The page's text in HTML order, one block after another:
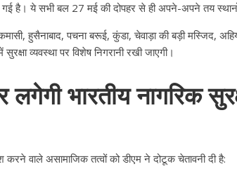
है। ये सभी बल 27 मई की दोपहर से ही अपने-अपने तय
हुसैनाबाद, पचना बरूई, कुंडा, चेवाड़ा की बड़ी मस्जिद,
व्यवस्था पर विशेष निगरानी रखी जाएगी।
भारतीय नागरिक
करने वाले असामाजिक तत्वों को डीएम ने दोटूक चेतावनी दी है: